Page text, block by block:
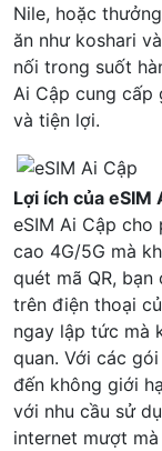
Nile, hoặc
ăn như koshari
nối trong suốt
Ai Cập cung cấp
và tiện lợi.
Lợi ích của eSIM
eSIM Ai Cập
cao 4G/5G mà
quét mã QR,
trên điện thoại
ngay lập tức mà
quan. Với các
đến không giới
với nhu cầu sử
internet mượt